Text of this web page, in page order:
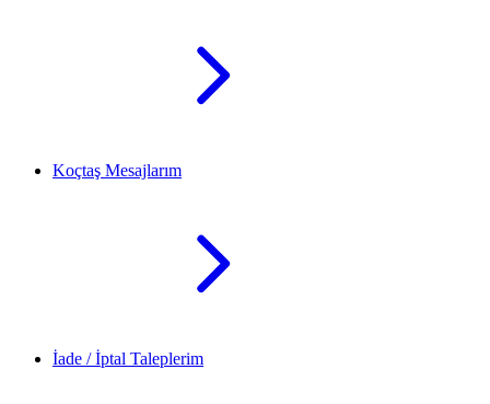
Koçtaş Mesajlarım
İade / İptal Taleplerim